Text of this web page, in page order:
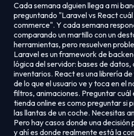
Cada semana alguien llega a mi
preguntando "Laravel vs React
commerce". Y cada semana
comparando un martillo con un
herramientas, pero resuelven
Laravel es un framework de
lógica del servidor: bases de
inventarios. React es una librería
de lo que el usuario ve y toca en el
filtros, animaciones. Preguntar cuál
tienda online es como preguntar si
las llantas de un coche. Necesitas
Pero hay casos donde una decisión
y ahí es donde realmente está la